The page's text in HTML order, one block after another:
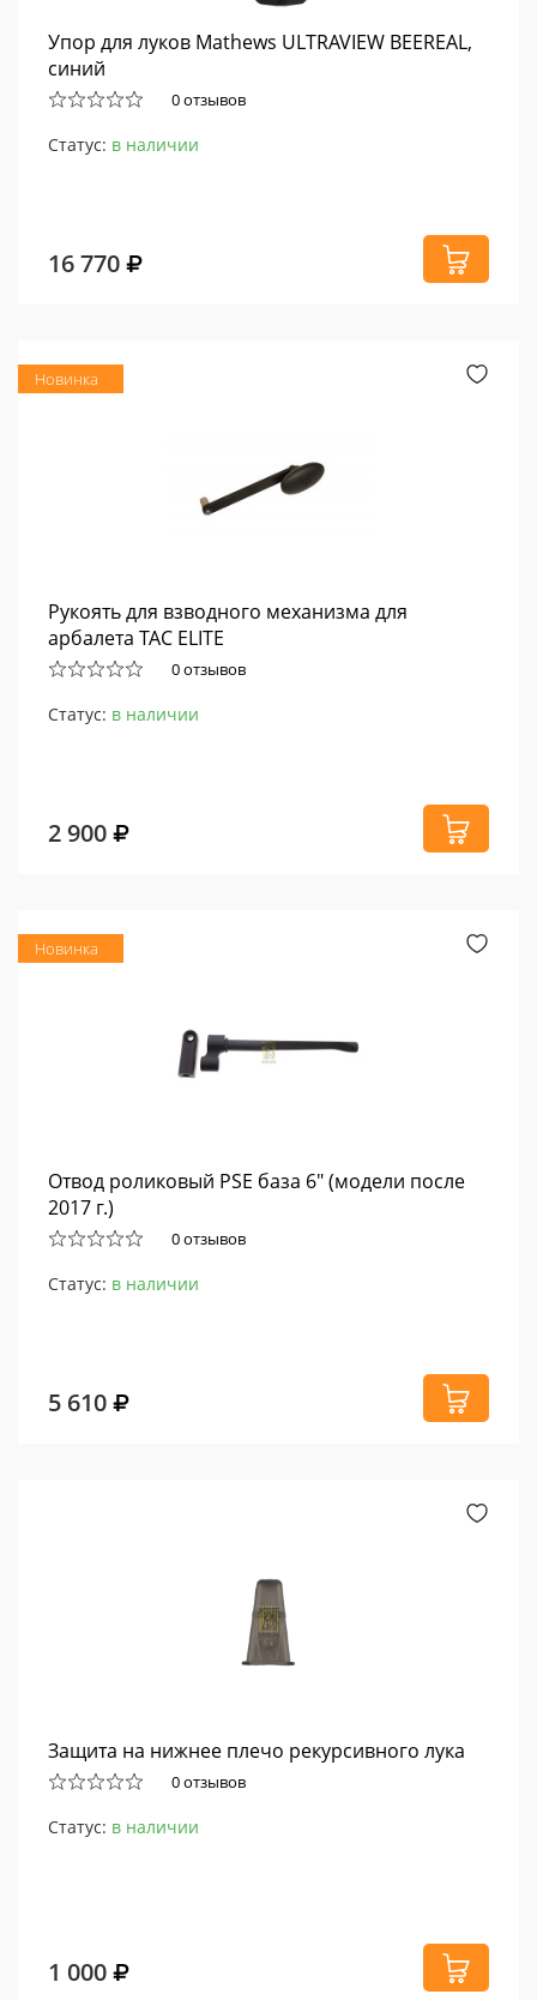
Упор для луков Mathews ULTRAVIEW BEEREAL,
синий
0 отзывов
Статус: в наличии
16 770
Новинка
Рукоять для взводного механизма для
арбалета TAC ELITE
0 отзывов
Статус: в наличии
2 900
Новинка
Отвод роликовый PSE база 6" (модели после
2017 г.)
0 отзывов
Статус: в наличии
5 610
Защита на нижнее плечо рекурсивного лука
0 отзывов
Статус: в наличии
1 000